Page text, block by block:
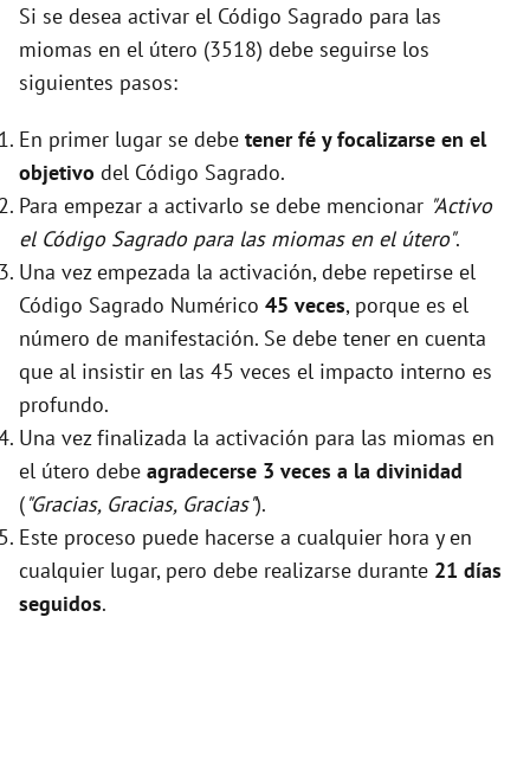
Si se desea activar el Código Sagrado para las
miomas en el útero (3518) debe seguirse los
siguientes pasos:
En primer lugar se debe tener fé y focalizarse en el
objetivo del Código Sagrado.
Para empezar a activarlo se debe mencionar "Activo
el Código Sagrado para las miomas en el útero".
Una vez empezada la activación, debe repetirse el
Código Sagrado Numérico 45 veces, porque es el
número de manifestación. Se debe tener en cuenta
que al insistir en las 45 veces el impacto interno es
profundo.
Una vez finalizada la activación para las miomas en
el útero debe agradecerse 3 veces a la divinidad
("Gracias, Gracias, Gracias").
Este proceso puede hacerse a cualquier hora y en
cualquier lugar, pero debe realizarse durante 21 días
seguidos.